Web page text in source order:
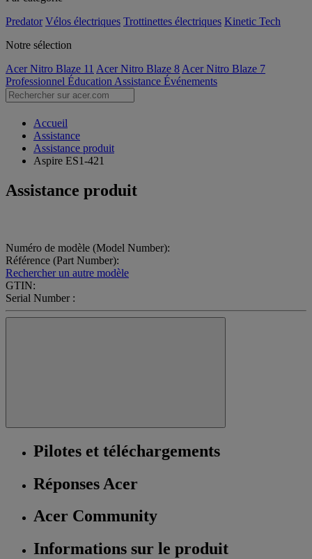
Predator Vélos électriques Trottinettes électriques Kinetic Tech
Notre sélection
Acer Nitro Blaze 11 Acer Nitro Blaze 8 Acer Nitro Blaze 7
Professionnel Éducation Assistance Événements
Accueil
Assistance
Assistance produit
Aspire ES1-421
Assistance produit
Numéro de modèle (Model Number):
Référence (Part Number):
Rechercher un autre modèle
GTIN:
Serial Number :
Pilotes et téléchargements
Réponses Acer
Acer Community
Informations sur le produit